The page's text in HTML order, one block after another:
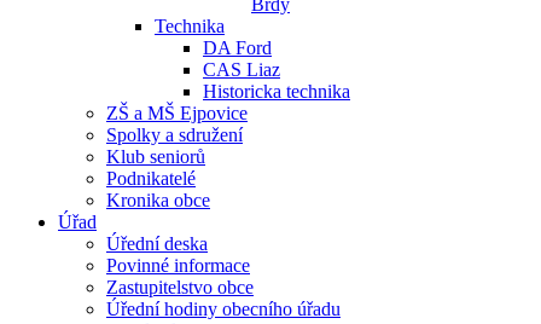
Brdy
Technika
DA Ford
CAS Liaz
Historicka technika
ZŠ a MŠ Ejpovice
Spolky a sdružení
Klub seniorů
Podnikatelé
Kronika obce
Úřad
Úřední deska
Povinné informace
Zastupitelstvo obce
Úřední hodiny obecního úřadu